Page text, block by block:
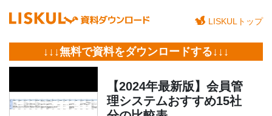
LISKULトップ
↓↓↓無料で資料をダウンロードする↓↓↓
【2024年最新版】会員管
理システムおすすめ15社